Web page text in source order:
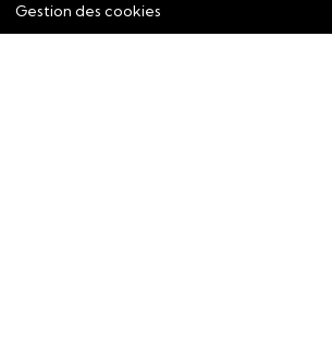
Gestion des cookies